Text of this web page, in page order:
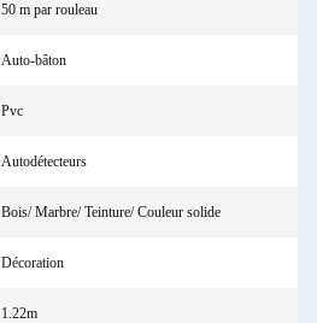
50 m par rouleau
Auto-bâton
Pvc
Autodétecteurs
Bois/ Marbre/ Teinture/ Couleur solide
Décoration
1.22m